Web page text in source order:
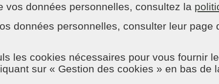
le réfrigérateur, la poubelle ou les canalisations.
machine à laver, il remplace l’adoucissant
vos données personnelles, consultez la
données personnelles, consulter leur page
les cookies nécessaires pour vous fournir
sur « Gestion des cookies » en bas de